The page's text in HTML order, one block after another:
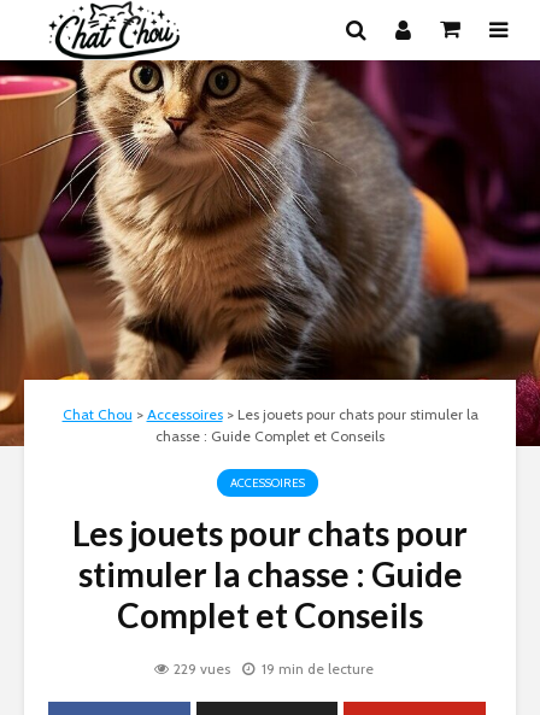
Chat Chou > Accessoires> Les jouets pour chats pour stimuler la
chasse : Guide Complet et Conseils
ACCESSOIRES
Les jouets pour chats pour
stimuler la chasse : Guide
Complet et Conseils
229 vues 19 min de lecture